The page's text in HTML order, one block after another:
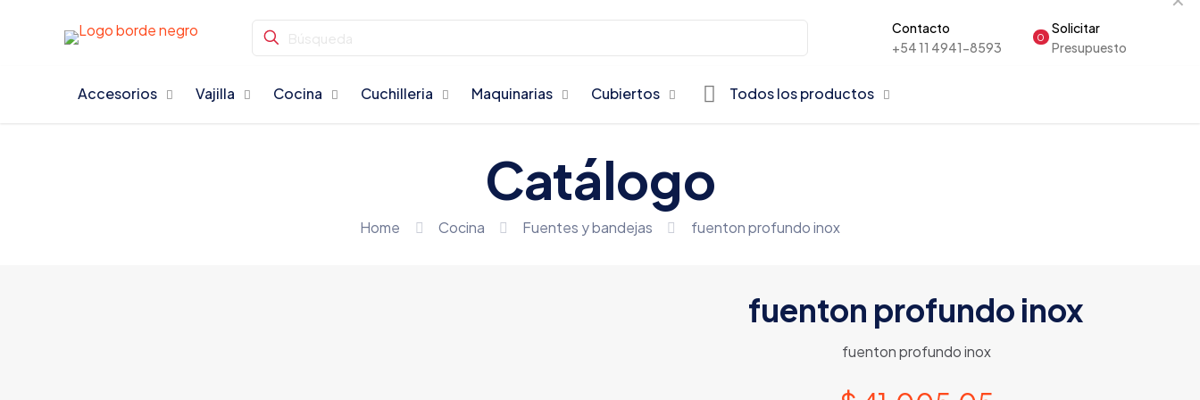
Contacto
+54 11 4941-8593
0
Solicitar
Presupuesto
Accesorios Vajilla Cocina Cuchilleria Maquinarias Cubiertos Todos los productos
Catálogo
Home Cocina Fuentes y bandejas fuenton profundo inox
fuenton profundo inox
fuenton profundo inox